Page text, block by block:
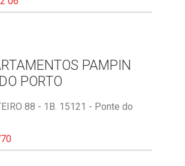
PAMPIN
PORTO
88 - 1B. 15121 - Ponte do